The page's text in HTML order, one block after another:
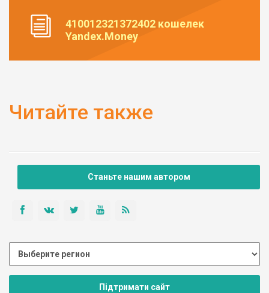
410012321372402 кошелек
Yandex.Money
Читайте также
Станьте нашим автором
Підтримати сайт